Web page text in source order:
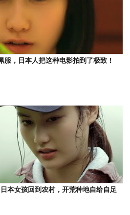
服，日本人把这种电影拍到了极致！
本女孩回到农村，开荒种地自给自足